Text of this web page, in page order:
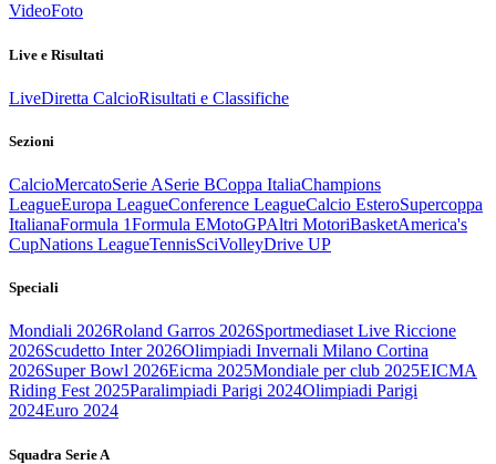
VideoFoto
Live e Risultati
LiveDiretta CalcioRisultati e Classifiche
Sezioni
CalcioMercatoSerie ASerie BCoppa ItaliaChampions
LeagueEuropa LeagueConference LeagueCalcio EsteroSupercoppa
ItalianaFormula 1Formula EMotoGPAltri MotoriBasketAmerica's
CupNations LeagueTennisSciVolleyDrive UP
Speciali
Mondiali 2026Roland Garros 2026Sportmediaset Live Riccione
2026Scudetto Inter 2026Olimpiadi Invernali Milano Cortina
2026Super Bowl 2026Eicma 2025Mondiale per club 2025EICMA
Riding Fest 2025Paralimpiadi Parigi 2024Olimpiadi Parigi
2024Euro 2024
Squadra Serie A